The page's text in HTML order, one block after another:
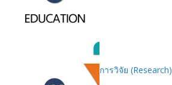
การวิจัย (Research)